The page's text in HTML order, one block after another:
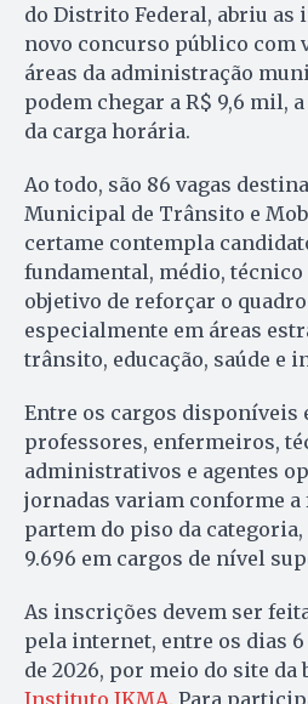
do Distrito Federal, abriu as
novo concurso público com
áreas da administração
podem chegar a R$ 9,6 mil,
da carga horária.
Ao todo, são 86 vagas
Municipal de Trânsito e
certame contempla
fundamental, médio,
objetivo de reforçar o
especialmente em áreas
trânsito, educação, saúde e
Entre os cargos disponíveis
professores, enfermeiros,
administrativos e agentes
jornadas variam conforme a
partem do piso da
9.696 em cargos de nível
As inscrições devem ser
pela internet, entre os dias
de 2026, por meio do site da